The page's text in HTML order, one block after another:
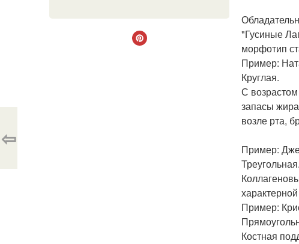
"Гусиные
морфотип
Пример:
Круглая.
С
запасы
возле рта,
Пример:
Треугольная.
Пример:
Костная
⇦